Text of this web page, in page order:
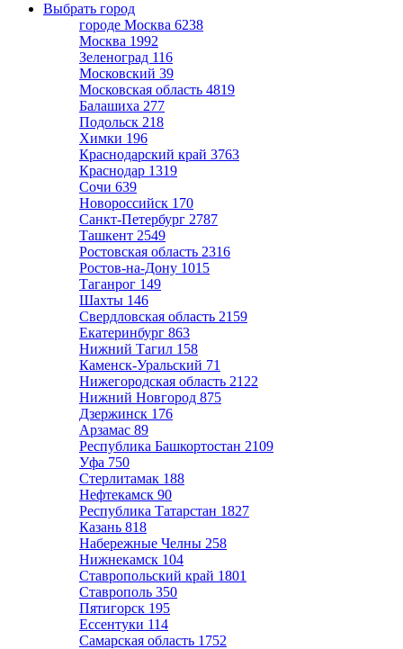
Выбрать город
городе Москва 6238
Москва 1992
Зеленоград 116
Московский 39
Московская область 4819
Балашиха 277
Подольск 218
Химки 196
Краснодарский край 3763
Краснодар 1319
Сочи 639
Новороссийск 170
Санкт-Петербург 2787
Ташкент 2549
Ростовская область 2316
Ростов-на-Дону 1015
Таганрог 149
Шахты 146
Свердловская область 2159
Екатеринбург 863
Нижний Тагил 158
Каменск-Уральский 71
Нижегородская область 2122
Нижний Новгород 875
Дзержинск 176
Арзамас 89
Республика Башкортостан 2109
Уфа 750
Стерлитамак 188
Нефтекамск 90
Республика Татарстан 1827
Казань 818
Набережные Челны 258
Нижнекамск 104
Ставропольский край 1801
Ставрополь 350
Пятигорск 195
Ессентуки 114
Самарская область 1752